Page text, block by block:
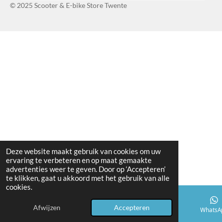
Deze website maakt gebruik van cookies om uw
ervaring te verbeteren en op maat gemaakte
advertenties weer te geven. Door op ‘Accepteren’
te klikken, gaat u akkoord met het gebruik van alle
cookies.
Afwijzen Accepteren
© 2025 Scooter & E-bike Store Twente
Telefoonnummer Kaart